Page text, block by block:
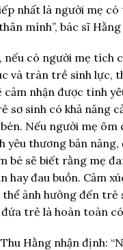
nhất là người mẹ có
mình”, bác sĩ Hằng
nếu có người mẹ tích
và tràn trề sinh lực,
cảm nhận được tình
sơ sinh có khả năng
Nếu người mẹ
yêu thương bản năng,
bé sẽ biết rằng mẹ
hay đau buồn. Cảm
ảnh hưởng đến trẻ
trẻ là hoàn toàn
Thu Hằng nhận định: